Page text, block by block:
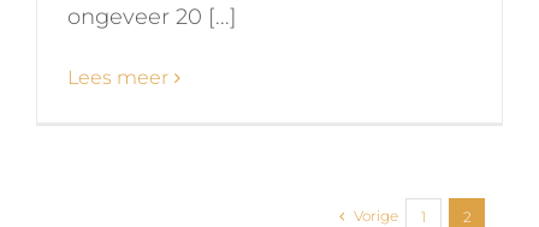
ongeveer 20 [...]
Lees meer
Vorige 1 2